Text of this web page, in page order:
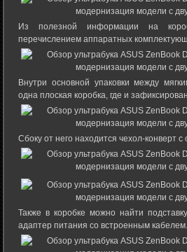
Из полезной информации на
перечислением аппаратных
Внутри основной упаковки между
одна плоская коробка, где и
Сбоку от него находится чехол-конверт
Также в коробке можно найти
адаптер питания со встроенным кабелем.